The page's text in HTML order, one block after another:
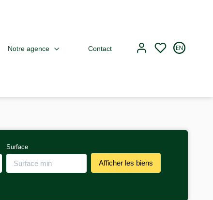
Notre agence Contact
Surface